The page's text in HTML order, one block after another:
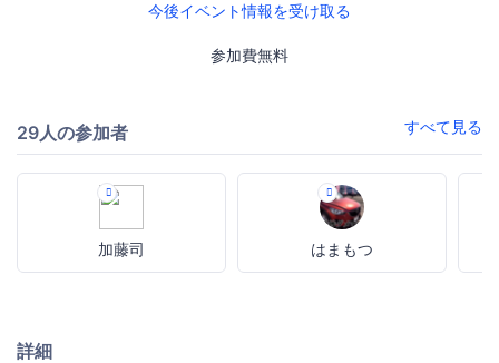
今後イベント情報を受け取る
参加費無料
29人の参加者 すべて見る
加藤司 はまもつ
詳細